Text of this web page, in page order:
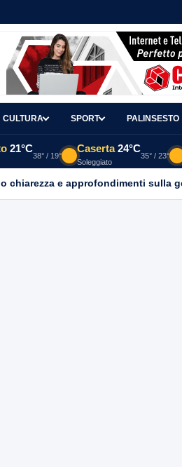
CULTURA SPORT PALINSESTO
21°C
38° / 19°
Caserta 24°C
Soleggiato
35° / 23°
chiarezza e approfondimenti sulla